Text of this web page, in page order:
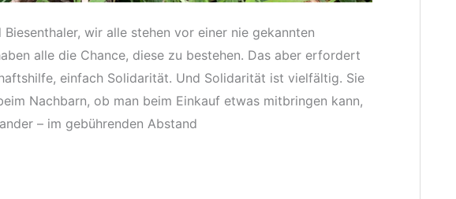
Biesenthaler, wir alle stehen vor einer nie gekannten
alle die Chance, diese zu bestehen. Das aber erfordert
einfach Solidarität. Und Solidarität ist vielfältig. Sie
Nachbarn, ob man beim Einkauf etwas mitbringen kann,
– im gebührenden Abstand